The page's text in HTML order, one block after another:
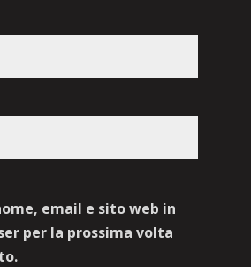
email e sito web in
per la prossima volta